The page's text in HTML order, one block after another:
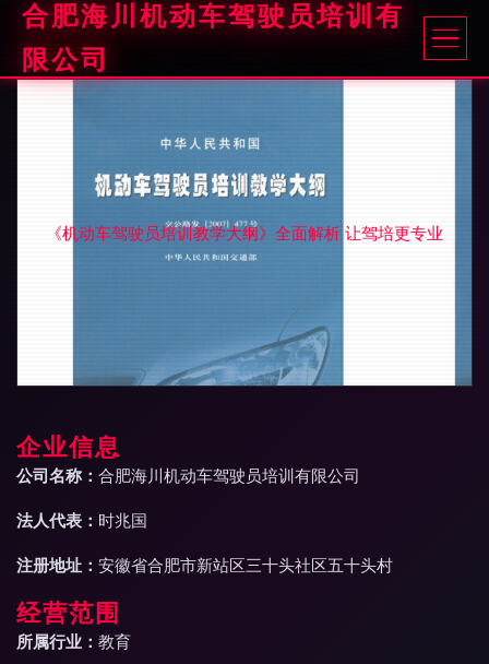
合肥海川机动车驾驶员培训有
限公司
《机动车驾驶员培训教学大纲》全面解析 让驾培更专业
企业信息
公司名称： 合肥海川机动车驾驶员培训有限公司
法人代表： 时兆国
注册地址： 安徽省合肥市新站区三十头社区五十头村
经营范围
所属行业： 教育